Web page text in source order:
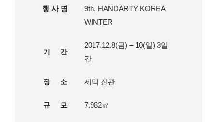
행 사 명
9th, HANDARTY KOREA
WINTER
기 간
2017.12.8(금) – 10(일) 3일
간
장 소 세텍 전관
규 모 7,982㎡